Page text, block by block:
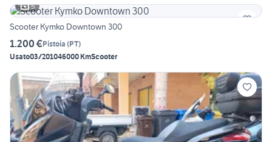
5
Scooter Kymko Downtown 300
1.200 €Pistoia (PT)
Usato03/201046000 KmScooter